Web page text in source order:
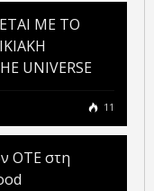
ΜΕ ΤΟ
UNIVERSE
11
ΟΤΕ στη